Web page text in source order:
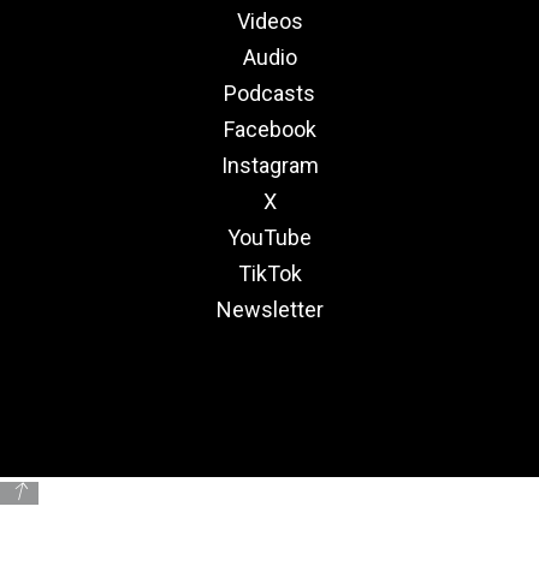
Videos
Audio
Podcasts
Facebook
Instagram
X
YouTube
TikTok
Newsletter